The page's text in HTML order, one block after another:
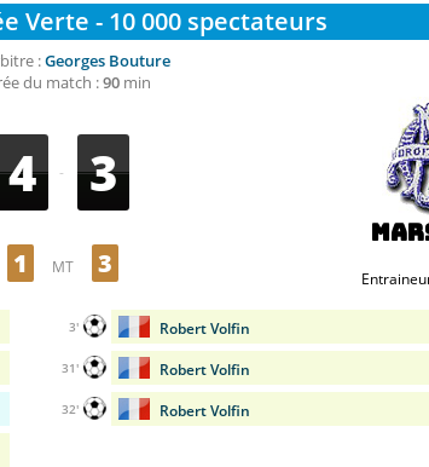
Verte - 10 000 spectateurs
:Georges Bouture
du match :90min
4 - 3
1 MT 3
Robert Volfin
3'
Robert Volfin
31'
Robert Volfin
32'